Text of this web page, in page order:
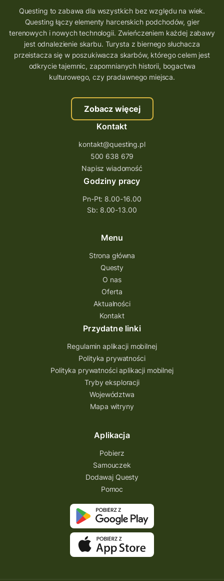
Questing to zabawa dla wszystkich bez względu na wiek.
Questing łączy elementy harcerskich podchodów, gier
terenowych i nowych technologii. Zwieńczeniem każdej zabawy
jest odnalezienie skarbu. Turysta z biernego słuchacza
przeistacza się w poszukiwacza skarbów, którego celem jest
odkrycie tajemnic, zapomnianych historii, bogactwa
kulturowego, czy pradawnego miejsca.
Zobacz więcej
Kontakt
kontakt@questing.pl
500 638 679
Napisz wiadomość
Godziny pracy
Pn-Pt: 8.00-16.00
Sb: 8.00-13.00
Menu
Strona główna
Questy
O nas
Oferta
Aktualności
Kontakt
Przydatne linki
Regulamin aplikacji mobilnej
Polityka prywatności
Polityka prywatności aplikacji mobilnej
Tryby eksploracji
Województwa
Mapa witryny
Aplikacja
Pobierz
Samouczek
Dodawaj Questy
Pomoc